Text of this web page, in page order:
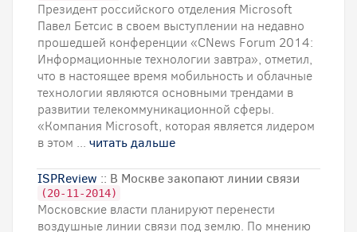
Президент российского отделения Microsoft
Павел Бетсис в своем выступлении на недавно
прошедшей конференции «CNews Forum 2014:
Информационные технологии завтра», отметил,
что в настоящее время мобильность и облачные
технологии являются основными трендами в
развитии телекоммуникационной сферы.
«Компания Microsoft, которая является лидером
в этом ... читать дальше
ISPReview :: В Москве закопают линии связи
(20-11-2014)
Московские власти планируют перенести
воздушные линии связи под землю. По мнению